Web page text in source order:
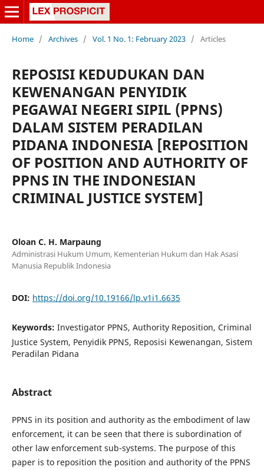
Home / Archives / Vol. 1 No. 1: February 2023 / Articles
REPOSISI KEDUDUKAN DAN
KEWENANGAN PENYIDIK
PEGAWAI NEGERI SIPIL (PPNS)
DALAM SISTEM PERADILAN
PIDANA INDONESIA [REPOSITION
OF POSITION AND AUTHORITY OF
PPNS IN THE INDONESIAN
CRIMINAL JUSTICE SYSTEM]
Oloan C. H. Marpaung
Administrasi Hukum Umum, Kementerian Hukum dan Hak Asasi
Manusia Republik Indonesia
DOI: https://doi.org/10.19166/lp.v1i1.6635
Keywords: Investigator PPNS, Authority Reposition, Criminal
Justice System, Penyidik PPNS, Reposisi Kewenangan, Sistem
Peradilan Pidana
Abstract
PPNS in its position and authority as the embodiment of law
enforcement, it can be seen that there is subordination of
other law enforcement sub-systems. The purpose of this
paper is to reposition the position and authority of the PPNS